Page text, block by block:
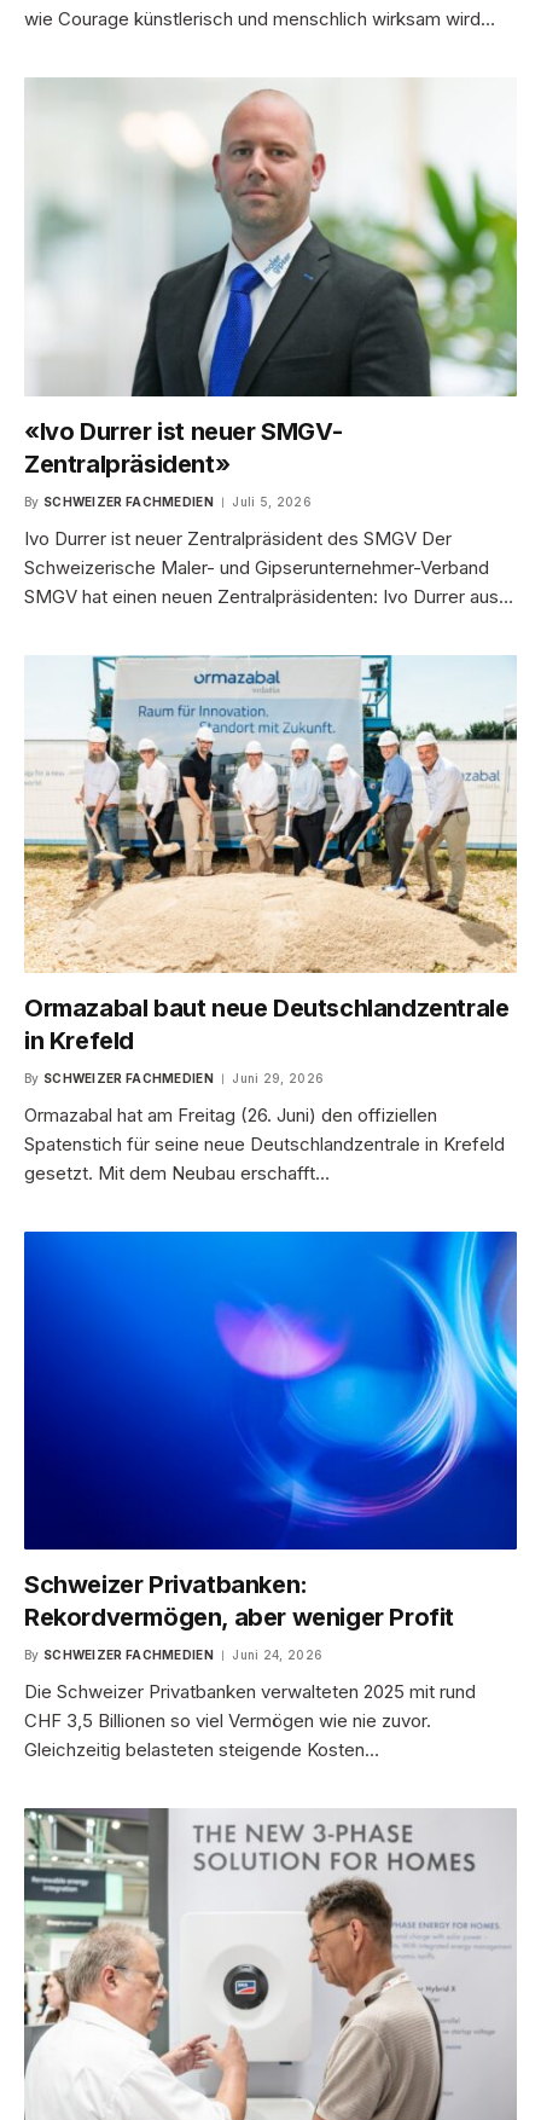
wie Courage künstlerisch und menschlich wirksam wird…
«Ivo Durrer ist neuer SMGV-
Zentralpräsident»
By SCHWEIZER FACHMEDIEN Juli 5, 2026
Ivo Durrer ist neuer Zentralpräsident des SMGV Der
Schweizerische Maler- und Gipserunternehmer-Verband
SMGV hat einen neuen Zentralpräsidenten: Ivo Durrer aus…
Ormazabal baut neue Deutschlandzentrale
in Krefeld
By SCHWEIZER FACHMEDIEN Juni 29, 2026
Ormazabal hat am Freitag (26. Juni) den offiziellen
Spatenstich für seine neue Deutschlandzentrale in Krefeld
gesetzt. Mit dem Neubau erschafft…
Schweizer Privatbanken:
Rekordvermögen, aber weniger Profit
By SCHWEIZER FACHMEDIEN Juni 24, 2026
Die Schweizer Privatbanken verwalteten 2025 mit rund
CHF 3,5 Billionen so viel Vermögen wie nie zuvor.
Gleichzeitig belasteten steigende Kosten…